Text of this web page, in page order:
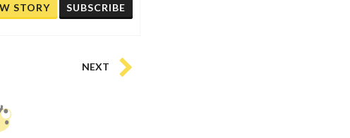
STORY SUBSCRIBE
NEXT